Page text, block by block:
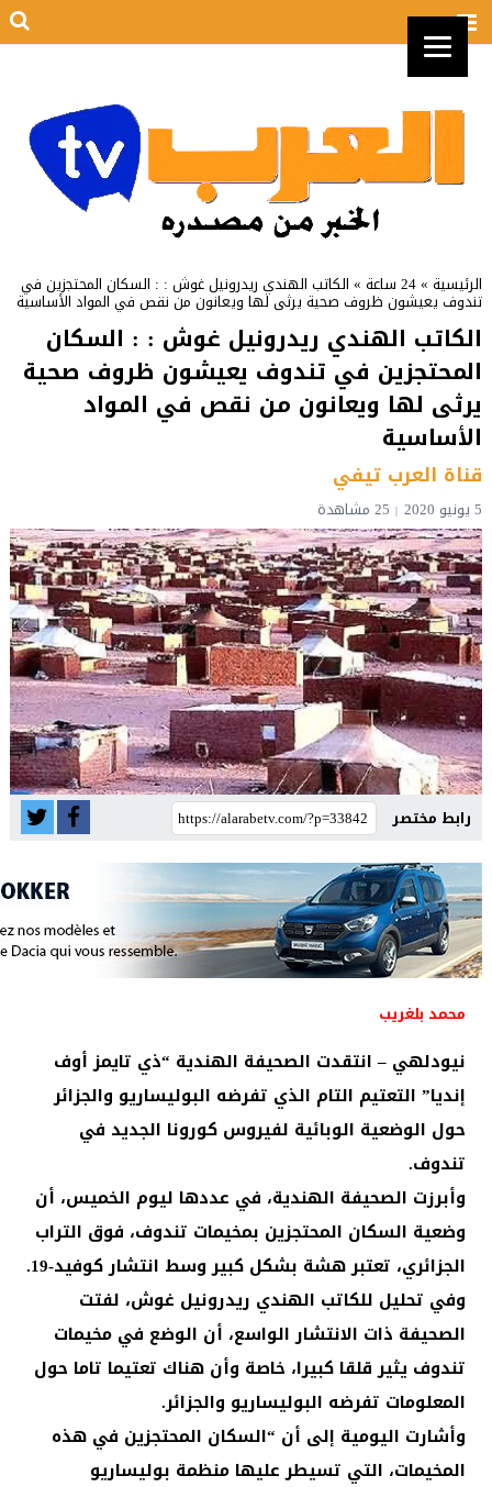
الرئيسية »24 ساعة »الكاتب الهندي ريدرونيل غوش : : السكان المحتجزين في
تندوف يعيشون ظروف صحية يرثى لها ويعانون من نقص في المواد الأساسية
الكاتب الهندي ريدرونيل غوش : : السكان
المحتجزين في تندوف يعيشون ظروف صحية
يرثى لها ويعانون من نقص في المواد
الأساسية
قناة العرب تيفي
5 يونيو 2020 25 مشاهدة
رابط مختصر
محمد بلغريب
نيودلهي – انتقدت الصحيفة الهندية “ذي تايمز أوف
إنديا” التعتيم التام الذي تفرضه البوليساريو والجزائر
حول الوضعية الوبائية لفيروس كورونا الجديد في
تندوف.
وأبرزت الصحيفة الهندية، في عددها ليوم الخميس، أن
وضعية السكان المحتجزين بمخيمات تندوف، فوق التراب
الجزائري، تعتبر هشة بشكل كبير وسط انتشار كوفيد-19.
وفي تحليل للكاتب الهندي ريدرونيل غوش، لفتت
الصحيفة ذات الانتشار الواسع، أن الوضع في مخيمات
تندوف يثير قلقا كبيرا، خاصة وأن هناك تعتيما تاما حول
المعلومات تفرضه البوليساريو والجزائر.
وأشارت اليومية إلى أن “السكان المحتجزين في هذه
المخيمات، التي تسيطر عليها منظمة بوليساريو